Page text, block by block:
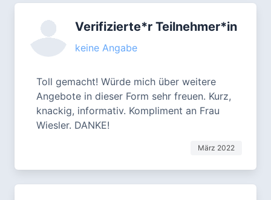
Verifizierte*r Teilnehmer*in
keine Angabe
Toll gemacht! Würde mich über weitere
Angebote in dieser Form sehr freuen. Kurz,
knackig, informativ. Kompliment an Frau
Wiesler. DANKE!
März 2022